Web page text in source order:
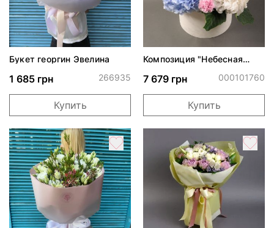
Букет георгин Эвелина
1 685 грн 266935
Купить
Композиция "Небесная
7 679 грн 000101760
Купить